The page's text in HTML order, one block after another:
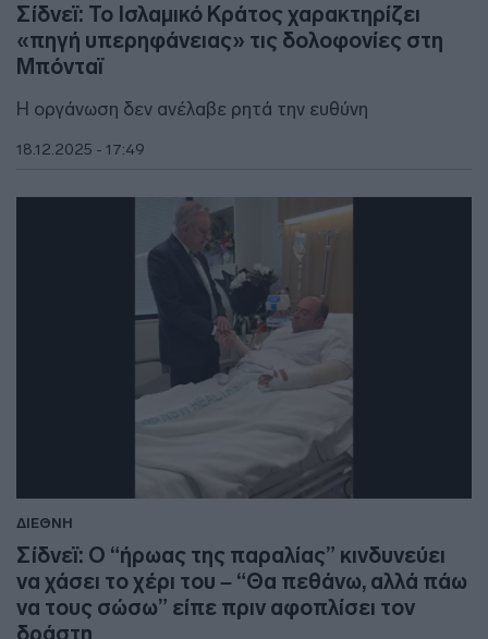
Σίδνεϊ: Το Ισλαμικό Κράτος χαρακτηρίζει
«πηγή υπερηφάνειας» τις δολοφονίες στη
Μπόνταϊ
Η οργάνωση δεν ανέλαβε ρητά την ευθύνη
18.12.2025 - 17:49
ΔΙΕΘΝΗ
Σίδνεϊ: Ο “ήρωας της παραλίας” κινδυνεύει
να χάσει το χέρι του – “Θα πεθάνω, αλλά πάω
να τους σώσω” είπε πριν αφοπλίσει τον
δράστη